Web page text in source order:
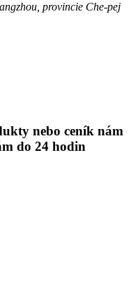
provincie Che-pej
nebo ceník nám
do 24 hodin